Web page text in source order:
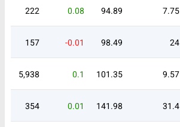
7.75
94.89
0.08
222
24
98.49
-0.01
157
9.57
101.35
0.1
5,938
31.4
141.98
0.01
354